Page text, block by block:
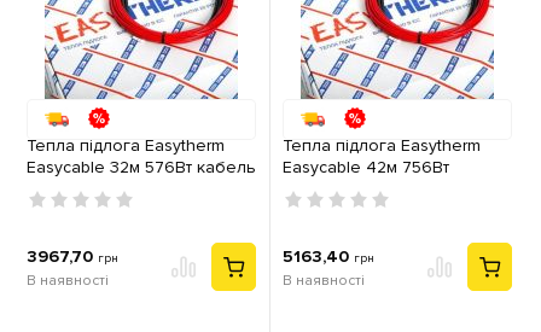
Тепла підлога Easytherm
Easycable 32м 576Вт кабель
двожильний
3967,70 грн
В наявності
Тепла підлога Easytherm
Easycable 42м 756Вт
кабель двожильний
5163,40 грн
В наявності